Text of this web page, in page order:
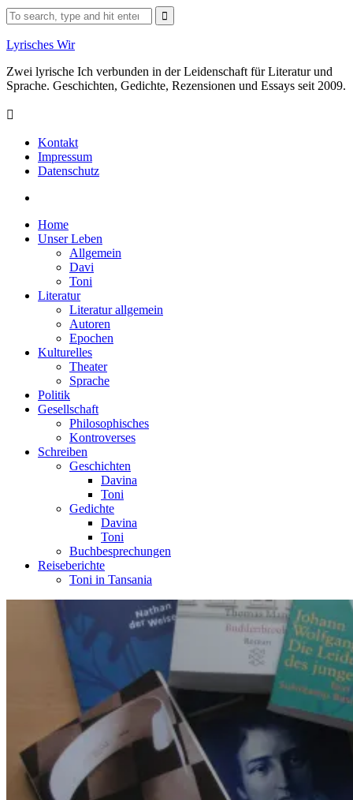
Skip
to
content
Search
for:
Lyrisches Wir
Zwei lyrische Ich verbunden in der Leidenschaft für Literatur und
Sprache. Geschichten, Gedichte, Rezensionen und Essays seit 2009.
Kontakt
Impressum
Datenschutz
Home
Unser Leben
Allgemein
Davi
Toni
Literatur
Literatur allgemein
Autoren
Epochen
Kulturelles
Theater
Sprache
Politik
Gesellschaft
Philosophisches
Kontroverses
Schreiben
Geschichten
Davina
Toni
Gedichte
Davina
Toni
Buchbesprechungen
Reiseberichte
Toni in Tansania